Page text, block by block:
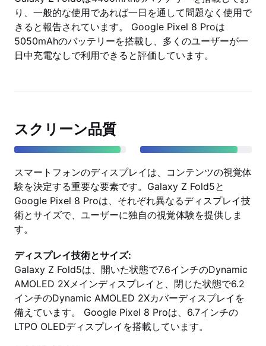
り、一般的な使用であれば一日を通して問題なく使用で
きると報告されています。 Google Pixel 8 Proは
5050mAhのバッテリーを搭載し、多くのユーザーが一
日中充電なしで利用できると評価しています。
スクリーン品質
スマートフォンのディスプレイは、コンテンツの視覚体
験を決定する重要な要素です。Galaxy Z Fold5と
Google Pixel 8 Proは、それぞれ異なるディスプレイ技
術とサイズで、ユーザーに独自の視覚体験を提供しま
す。
ディスプレイ技術とサイズ:
Galaxy Z Fold5は、開いた状態で7.6インチのDynamic
AMOLED 2Xメインディスプレイと、閉じた状態で6.2
インチのDynamic AMOLED 2Xカバーディスプレイを
備えています。 Google Pixel 8 Proは、6.7インチの
LTPO OLEDディスプレイを搭載しています。